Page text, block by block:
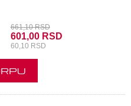
661,10 RSD
601,00 RSD
60,10 RSD